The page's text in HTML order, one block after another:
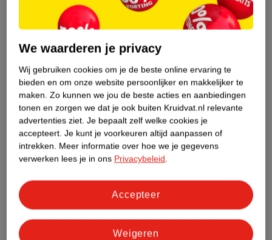
E.l.f. Glow Reviver
Crystal Clear Lip Oil
7,6ml
10.
9402
E.l.f. Camo Berry Well
Liquid Blush
4ml
9.00 6.
12086
We waarderen je privacy
Wij gebruiken cookies om je de beste online ervaring te
bieden en om onze website persoonlijker en makkelijker te
maken. Zo kunnen we jou de beste acties en aanbiedingen
tonen en zorgen we dat je ook buiten Kruidvat.nl relevante
advertenties ziet. Je bepaalt zelf welke cookies je
accepteert. Je kunt je voorkeuren altijd aanpassen of
intrekken. Meer informatie over hoe we je gegevens
verwerken lees je in ons Privacybeleid.
Weigeren
Accepteer